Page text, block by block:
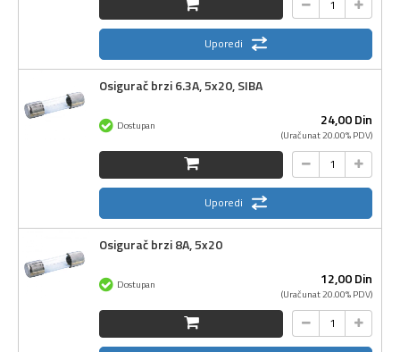
Uporedi
Osigurač brzi 6.3A, 5x20, SIBA
24,00Din
(Uračunat 20.00% PDV)
Dostupan
Uporedi
Osigurač brzi 8A, 5x20
12,00Din
(Uračunat 20.00% PDV)
Dostupan